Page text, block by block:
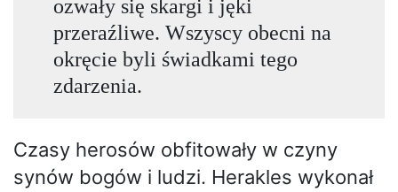
ozwały się skargi i jęki
przeraźliwe. Wszyscy obecni na
okręcie byli świadkami tego
zdarzenia.
Czasy herosów obfitowały w czyny
synów bogów i ludzi. Herakles wykonał